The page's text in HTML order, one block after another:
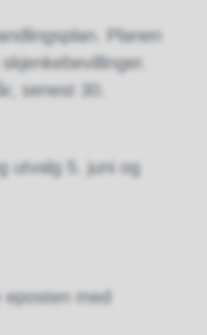
Planen
senest 30.
utvalg 5. juni og
eposten med